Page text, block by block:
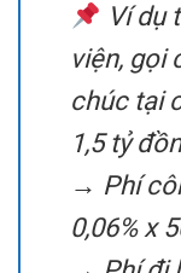
Ví dụ
viện, gọi
chúc tại
1,5 tỷ
→ Phí
0,06% x